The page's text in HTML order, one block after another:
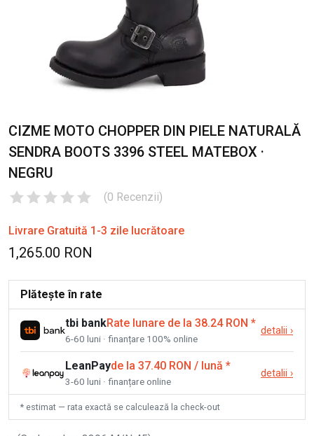
CIZME MOTO CHOPPER DIN PIELE NATURALĂ
SENDRA BOOTS 3396 STEEL MATEBOX ·
NEGRU
(0 Recenzii)
Livrare Gratuită 1-3 zile lucrătoare
1,265.00 RON
Plătește în rate
tbi bankRate lunare de la 38.24 RON *
6-60 luni · finanțare 100% online
detalii ›
LeanPayde la 37.40 RON / lună *
3-60 luni · finanțare online
detalii ›
* estimat — rata exactă se calculează la check-out